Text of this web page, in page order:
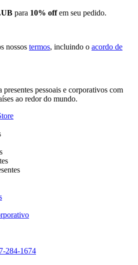
para 10% offem seu pedido.
nossos termos, incluindo o acordo de
presentes pessoais e corporativos com
ao redor do mundo.
284-1674